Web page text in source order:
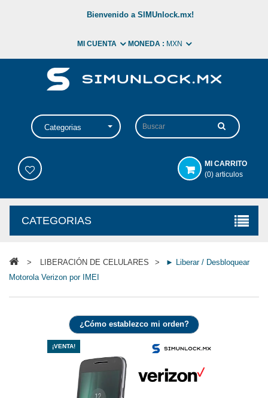
Bienvenido a SIMUnlock.mx!
MI CUENTA MONEDA : MXN
Categorias
MI CARRITO
(0) articulos
CATEGORIAS
> LIBERACIÓN DE CELULARES >
► Liberar / Desbloquear
Motorola Verizon por IMEI
¿Cómo establezco mi orden?
¡VENTA!